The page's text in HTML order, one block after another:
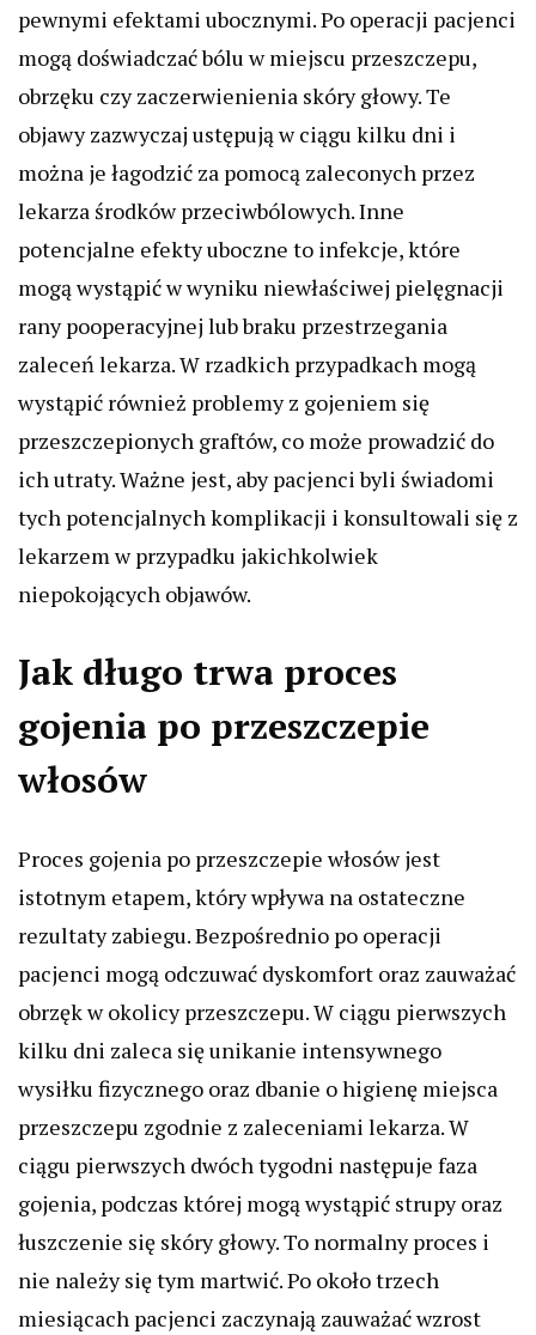
pewnymi efektami ubocznymi. Po operacji pacjenci
mogą doświadczać bólu w miejscu przeszczepu,
obrzęku czy zaczerwienienia skóry głowy. Te
objawy zazwyczaj ustępują w ciągu kilku dni i
można je łagodzić za pomocą zaleconych przez
lekarza środków przeciwbólowych. Inne
potencjalne efekty uboczne to infekcje, które
mogą wystąpić w wyniku niewłaściwej pielęgnacji
rany pooperacyjnej lub braku przestrzegania
zaleceń lekarza. W rzadkich przypadkach mogą
wystąpić również problemy z gojeniem się
przeszczepionych graftów, co może prowadzić do
ich utraty. Ważne jest, aby pacjenci byli świadomi
tych potencjalnych komplikacji i konsultowali się z
lekarzem w przypadku jakichkolwiek
niepokojących objawów.
Jak długo trwa proces
gojenia po przeszczepie
włosów
Proces gojenia po przeszczepie włosów jest
istotnym etapem, który wpływa na ostateczne
rezultaty zabiegu. Bezpośrednio po operacji
pacjenci mogą odczuwać dyskomfort oraz zauważać
obrzęk w okolicy przeszczepu. W ciągu pierwszych
kilku dni zaleca się unikanie intensywnego
wysiłku fizycznego oraz dbanie o higienę miejsca
przeszczepu zgodnie z zaleceniami lekarza. W
ciągu pierwszych dwóch tygodni następuje faza
gojenia, podczas której mogą wystąpić strupy oraz
łuszczenie się skóry głowy. To normalny proces i
nie należy się tym martwić. Po około trzech
miesiącach pacjenci zaczynają zauważać wzrost